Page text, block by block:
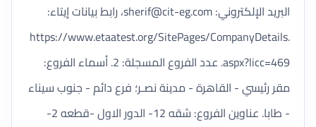
البريد الإلكتروني:sherif@cit-eg.com، رابط بيانات إيتاء:
https://www.etaatest.org/SitePages/CompanyDetails.
aspx?licc=469. عدد الفروع المسجلة: 2. أسماء الفروع:
مقر رئيسي - القاهرة - مدينة نصـر؛ فرع دائم - جنوب سيناء
- طابا. عناوين الفروع: شقه 12- الدور الاول -قطعه 2-